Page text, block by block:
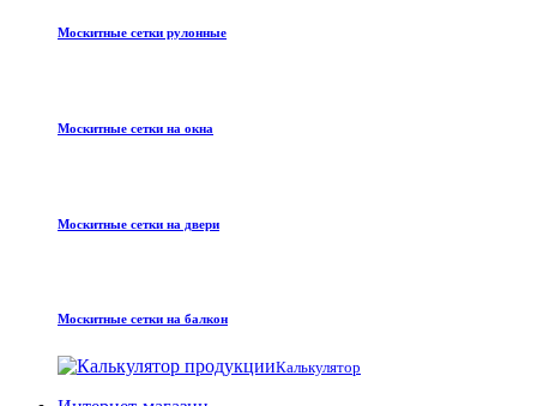
Москитные сетки рулонные
Москитные сетки на окна
Москитные сетки на двери
Москитные сетки на балкон
Калькулятор